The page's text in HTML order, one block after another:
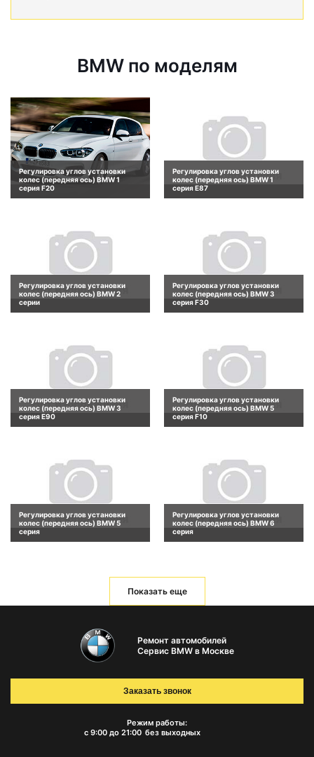
BMW по моделям
Регулировка углов установки
колес (передняя ось) BMW 1
серия F20
Регулировка углов установки
колес (передняя ось) BMW 1
серия E87
Регулировка углов установки
колес (передняя ось) BMW 2
серии
Регулировка углов установки
колес (передняя ось) BMW 3
серия F30
Регулировка углов установки
колес (передняя ось) BMW 3
серия E90
Регулировка углов установки
колес (передняя ось) BMW 5
серия F10
Регулировка углов установки
колес (передняя ось) BMW 5
серия
Регулировка углов установки
колес (передняя ось) BMW 6
серия
Показать еще
Ремонт автомобилей
Сервис BMW в Москве
Режим работы:
с 9:00 до 21:00 без выходных
Заказать звонок